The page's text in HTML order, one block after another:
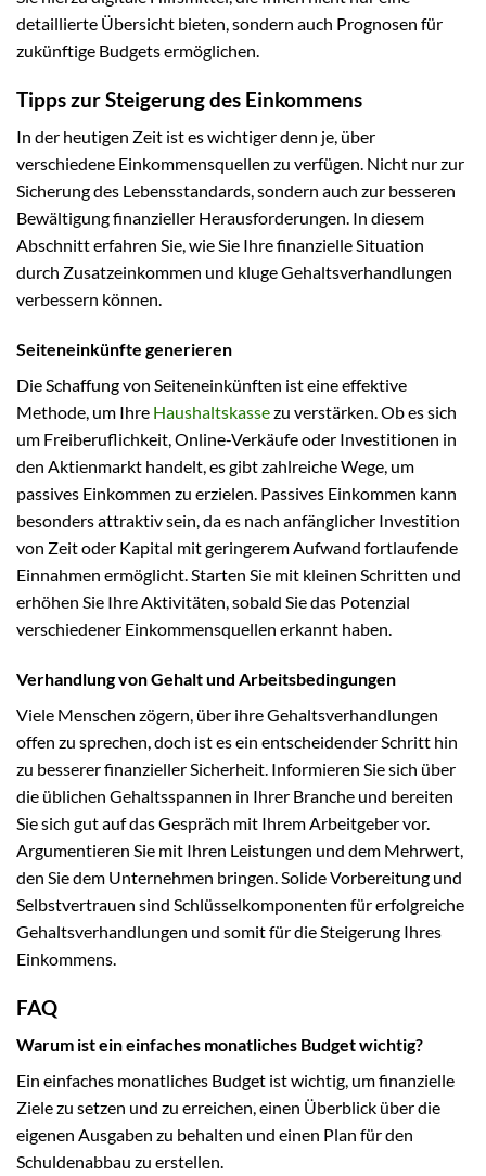
detaillierte Übersicht bieten, sondern auch Prognosen für
zukünftige Budgets ermöglichen.
Tipps zur Steigerung des Einkommens
In der heutigen Zeit ist es wichtiger denn je, über
verschiedene Einkommensquellen zu verfügen. Nicht nur zur
Sicherung des Lebensstandards, sondern auch zur besseren
Bewältigung finanzieller Herausforderungen. In diesem
Abschnitt erfahren Sie, wie Sie Ihre finanzielle Situation
durch Zusatzeinkommen und kluge Gehaltsverhandlungen
verbessern können.
Seiteneinkünfte generieren
Die Schaffung von Seiteneinkünften ist eine effektive
Methode, um Ihre Haushaltskassezu verstärken. Ob es sich
um Freiberuflichkeit, Online-Verkäufe oder Investitionen in
den Aktienmarkt handelt, es gibt zahlreiche Wege, um
passives Einkommen zu erzielen. Passives Einkommen kann
besonders attraktiv sein, da es nach anfänglicher Investition
von Zeit oder Kapital mit geringerem Aufwand fortlaufende
Einnahmen ermöglicht. Starten Sie mit kleinen Schritten und
erhöhen Sie Ihre Aktivitäten, sobald Sie das Potenzial
verschiedener Einkommensquellen erkannt haben.
Verhandlung von Gehalt und Arbeitsbedingungen
Viele Menschen zögern, über ihre Gehaltsverhandlungen
offen zu sprechen, doch ist es ein entscheidender Schritt hin
zu besserer finanzieller Sicherheit. Informieren Sie sich über
die üblichen Gehaltsspannen in Ihrer Branche und bereiten
Sie sich gut auf das Gespräch mit Ihrem Arbeitgeber vor.
Argumentieren Sie mit Ihren Leistungen und dem Mehrwert,
den Sie dem Unternehmen bringen. Solide Vorbereitung und
Selbstvertrauen sind Schlüsselkomponenten für erfolgreiche
Gehaltsverhandlungen und somit für die Steigerung Ihres
Einkommens.
FAQ
Warum ist ein einfaches monatliches Budget wichtig?
Ein einfaches monatliches Budget ist wichtig, um finanzielle
Ziele zu setzen und zu erreichen, einen Überblick über die
eigenen Ausgaben zu behalten und einen Plan für den
Schuldenabbau zu erstellen.